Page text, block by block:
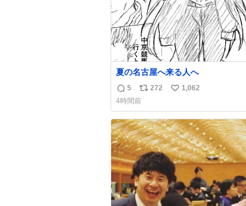
夏の名古屋へ来る人へ
返
信
数
5
リ
ポ
ス
ト
数
272
い
ね
数
1,062
4時間前